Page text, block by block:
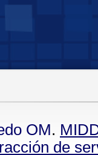
OM.
de